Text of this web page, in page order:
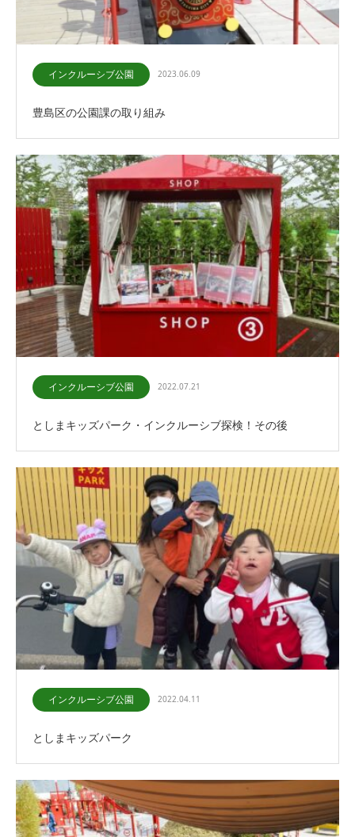
インクルーシブ公園 2023.06.09
豊島区の公園課の取り組み
インクルーシブ公園 2022.07.21
としまキッズパーク・インクルーシブ探検！その後
インクルーシブ公園 2022.04.11
としまキッズパーク